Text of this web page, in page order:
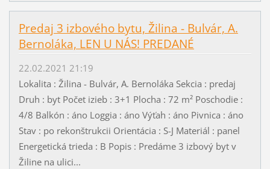
Predaj 3 izbového bytu, Žilina - Bulvár, A.
Bernoláka, LEN U NÁS! PREDANÉ
22.02.2021 21:19
Lokalita : Žilina - Bulvár, A. Bernoláka Sekcia : predaj
Druh : byt Počet izieb : 3+1 Plocha : 72 m² Poschodie :
4/8 Balkón : áno Loggia : áno Výťah : áno Pivnica : áno
Stav : po rekonštrukcii Orientácia : S-J Materiál : panel
Energetická trieda : B Popis : Predáme 3 izbový byt v
Žiline na ulici...